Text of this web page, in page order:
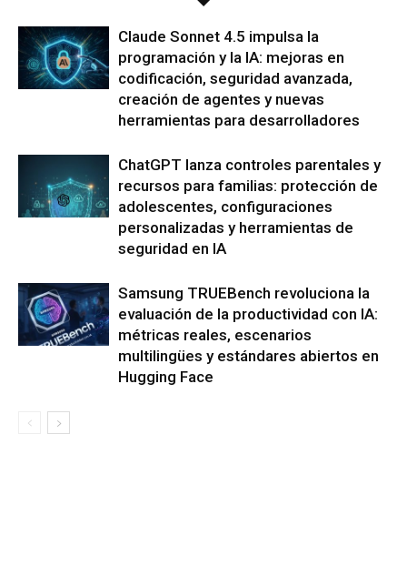
Claude Sonnet 4.5 impulsa la
programación y la IA: mejoras en
codificación, seguridad avanzada,
creación de agentes y nuevas
herramientas para desarrolladores
ChatGPT lanza controles parentales y
recursos para familias: protección de
adolescentes, configuraciones
personalizadas y herramientas de
seguridad en IA
Samsung TRUEBench revoluciona la
evaluación de la productividad con IA:
métricas reales, escenarios
multilingües y estándares abiertos en
Hugging Face